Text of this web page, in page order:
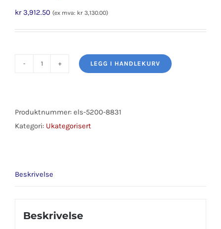
kr3,912.50 (ex mva: kr 3,130.00)
ISEKI
TX1500/2140
LEGG I HANDLEKURV
Produktnummer: els-5200-8831
Kategori: Ukategorisert
Beskrivelse
Beskrivelse